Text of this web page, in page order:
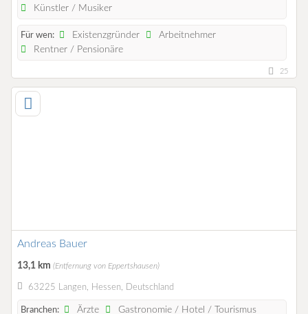
Künstler / Musiker
Für wen: Existenzgründer
Arbeitnehmer
Rentner / Pensionäre
25
Andreas Bauer
13,1 km (Entfernung von Eppertshausen)
63225 Langen, Hessen, Deutschland
Branchen: Ärzte Gastronomie / Hotel / Tourismus